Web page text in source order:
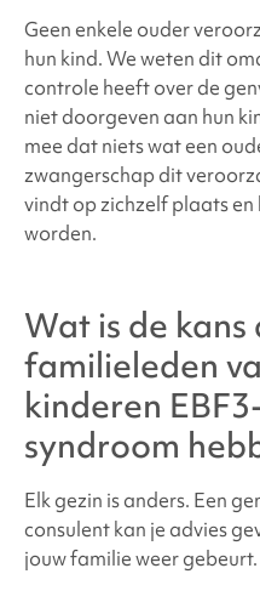
Geen enkele ouder
hun kind. We weten dit
controle heeft over de
niet doorgeven aan hun
mee dat niets wat een
zwangerschap dit
vindt op zichzelf plaats
worden.
Wat is de
familieleden
kinderen
syndroom
Elk gezin is anders. Een
consulent kan je advies
jouw familie weer gebeurt.